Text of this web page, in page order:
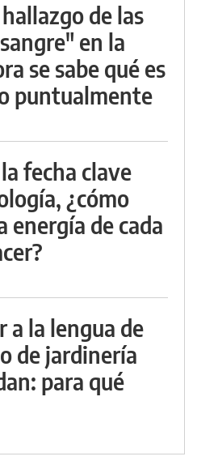
de las
en la
se sabe qué es
puntualmente
fecha clave
¿cómo
energía de cada
a la lengua de
de jardinería
para qué